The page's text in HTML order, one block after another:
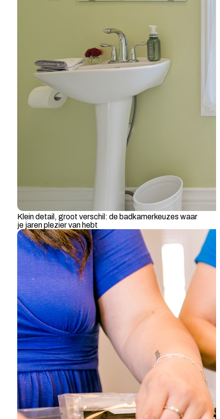
Klein detail, groot verschil: de badkamerkeuzes waar
je jaren plezier van hebt